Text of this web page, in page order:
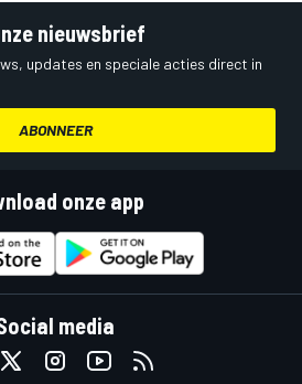
nieuwsbrief
updates en speciale acties direct in
ABONNEER
onze app
media